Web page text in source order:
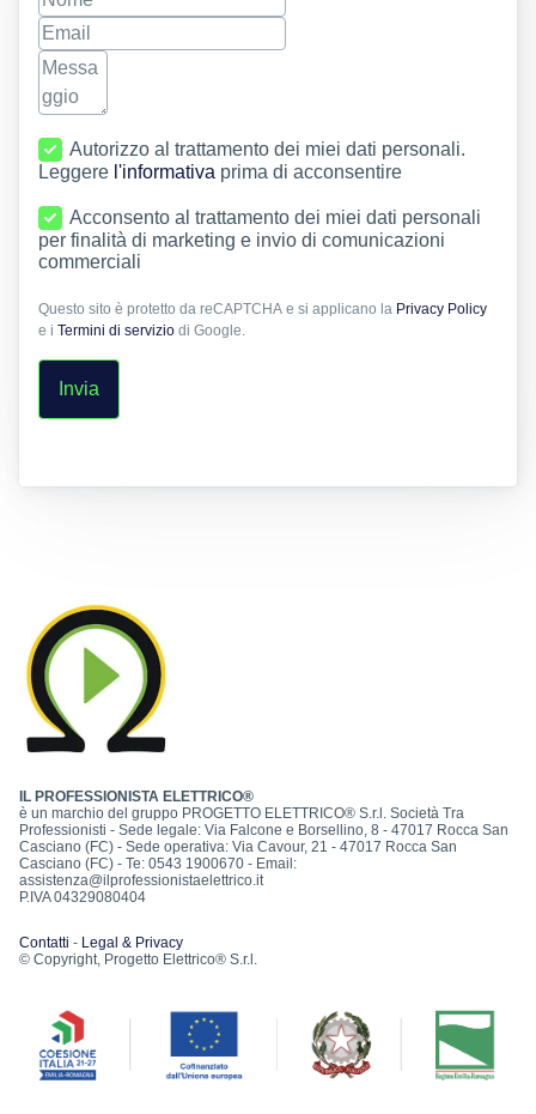
Autorizzo al trattamento dei miei dati personali.
Leggere l'informativa prima di acconsentire
Acconsento al trattamento dei miei dati personali
per finalità di marketing e invio di comunicazioni
commerciali
Questo sito è protetto da reCAPTCHA e si applicano la Privacy Policy
e i Termini di servizio di Google.
Invia
IL PROFESSIONISTA ELETTRICO®
è un marchio del gruppo PROGETTO ELETTRICO® S.r.l. Società Tra
Professionisti - Sede legale: Via Falcone e Borsellino, 8 - 47017 Rocca San
Casciano (FC) - Sede operativa: Via Cavour, 21 - 47017 Rocca San
Casciano (FC) - Te: 0543 1900670 - Email:
assistenza@ilprofessionistaelettrico.it
P.IVA 04329080404
Contatti - Legal & Privacy
© Copyright, Progetto Elettrico® S.r.l.